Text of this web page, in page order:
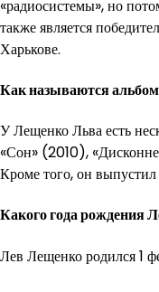
«радиосистемы», но
также является
Харькове.
Как называются
У Лещенко Льва есть
«Сон» (2010),
Кроме того, он
Какого года рождения
Лев Лещенко родился 1